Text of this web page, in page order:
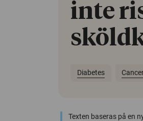
inte
Diabetes
Texten baseras på en